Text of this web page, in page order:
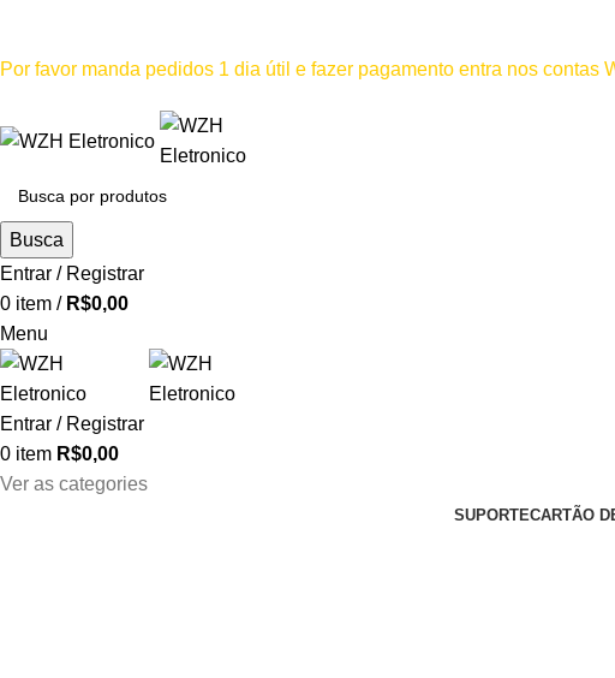
Por favor manda pedidos 1 dia útil e fazer pagamento entra nos
Busca
Entrar / Registrar
0 item / R$0,00
Menu
Entrar / Registrar
0 item R$0,00
Ver as categories
SUPORTECARTÃO